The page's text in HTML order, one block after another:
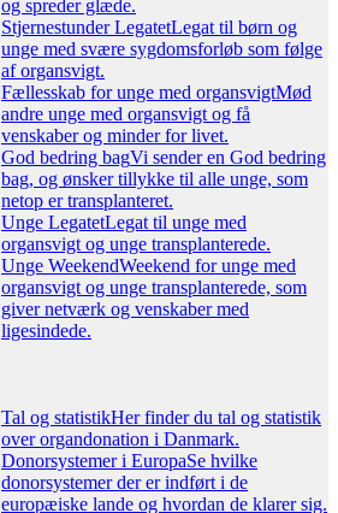
og spreder glæde.
Stjernestunder LegatetLegat til børn og
unge med svære sygdomsforløb som følge
af organsvigt.
Fællesskab for unge med organsvigtMød
andre unge med organsvigt og få
venskaber og minder for livet.
God bedring bagVi sender en God bedring
bag, og ønsker tillykke til alle unge, som
netop er transplanteret.
Unge LegatetLegat til unge med
organsvigt og unge transplanterede.
Unge WeekendWeekend for unge med
organsvigt og unge transplanterede, som
giver netværk og venskaber med
ligesindede.
Tal og statistikHer finder du tal og statistik
over organdonation i Danmark.
Donorsystemer i EuropaSe hvilke
donorsystemer der er indført i de
europæiske lande og hvordan de klarer sig.